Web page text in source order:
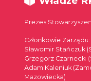
Prezes
Członkowie
Sławomir Stańczuk
Grzegorz Czarnecki
Adam Kaleniuk
Mazowiecka)